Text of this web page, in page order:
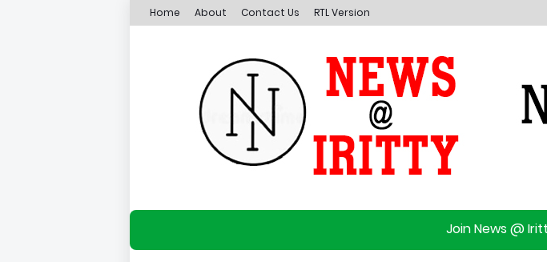
Home About Contact Us RTL Version
Join News @